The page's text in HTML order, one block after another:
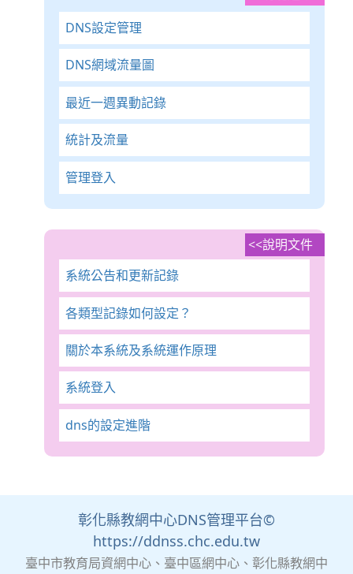
DNS設定管理
DNS網域流量圖
最近一週異動記錄
統計及流量
管理登入
說明文件
系統公告和更新記錄
各類型記錄如何設定？
關於本系統及系統運作原理
系統登入
dns的設定進階
彰化縣教網中心DNS管理平台©
https://ddnss.chc.edu.tw
臺中市教育局資網中心、臺中區網中心、彰化縣教網中